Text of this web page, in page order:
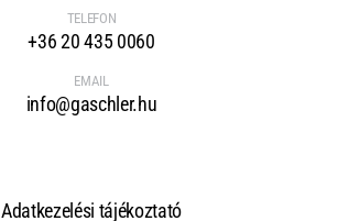
TELEFON
+36 20 435 0060
EMAIL
info@gaschler.hu
Adatkezelési tájékoztató